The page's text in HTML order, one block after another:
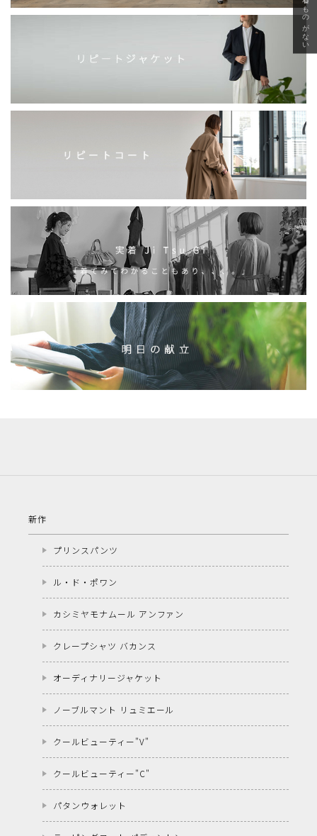
新作
プリンスパンツ
ル・ド・ポワン
カシミヤモナムール アンファン
クレープシャツ バカンス
オーディナリージャケット
ノーブルマント リュミエール
クールビューティー"V"
クールビューティー"C"
パタンウォレット